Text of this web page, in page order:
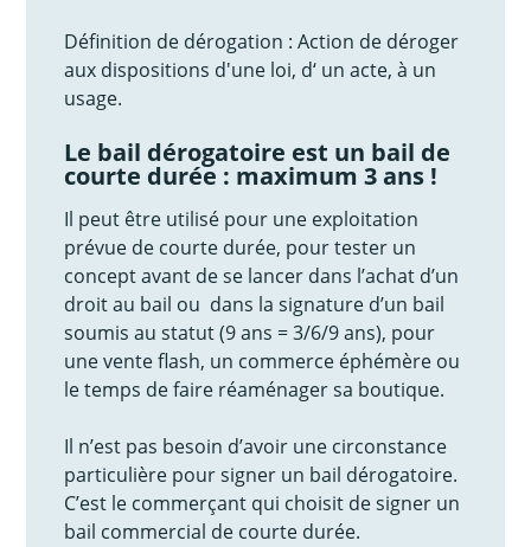
Définition de dérogation : Action de déroger
aux dispositions d'une loi, d‘ un acte, à un
usage.
Le bail dérogatoire est un bail de
courte durée : maximum 3 ans !
Il peut être utilisé pour une exploitation
prévue de courte durée, pour tester un
concept avant de se lancer dans l’achat d’un
droit au bail ou dans la signature d’un bail
soumis au statut (9 ans = 3/6/9 ans), pour
une vente flash, un commerce éphémère ou
le temps de faire réaménager sa boutique.
Il n’est pas besoin d’avoir une circonstance
particulière pour signer un bail dérogatoire.
C’est le commerçant qui choisit de signer un
bail commercial de courte durée.